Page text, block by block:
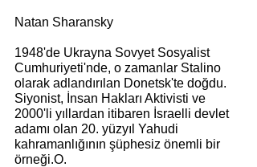
Natan Sharansky
1948'de Ukrayna Sovyet Sosyalist
Cumhuriyeti'nde, o zamanlar Stalino
olarak adlandırılan Donetsk'te doğdu.
Siyonist, İnsan Hakları Aktivisti ve
2000'li yıllardan itibaren İsraelli devlet
adamı olan 20. yüzyıl Yahudi
kahramanlığının şüphesiz önemli bir
örneği.O.